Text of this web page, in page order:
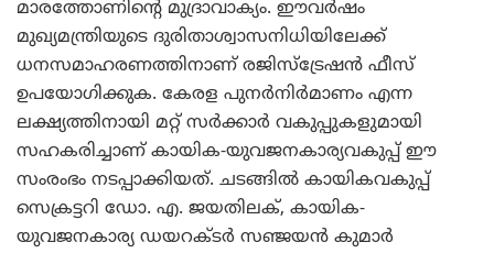
മാരത്തോണിന്റെ മുദ്രാവാക്യം. ഈവര്‍ഷം
മുഖ്യമന്ത്രിയുടെ ദുരിതാശ്വാസനിധിയിലേക്ക്
ധനസമാഹരണത്തിനാണ് രജിസ്‌ട്രേഷന്‍ ഫീസ്
ഉപയോഗിക്കുക. കേരള പുനര്‍നിര്‍മാണം എന്ന
ലക്ഷ്യത്തിനായി മറ്റ് സര്‍ക്കാര്‍ വകുപ്പുകളുമായി
സഹകരിച്ചാണ് കായിക-യുവജനകാര്യവകുപ്പ് ഈ
സംരംഭം നടപ്പാക്കിയത്. ചടങ്ങില്‍ കായികവകുപ്പ്
സെക്രട്ടറി ഡോ. എ. ജയതിലക്, കായിക-
യുവജനകാര്യ ഡയറക്ടര്‍ സഞ്ജയന്‍ കുമാര്‍